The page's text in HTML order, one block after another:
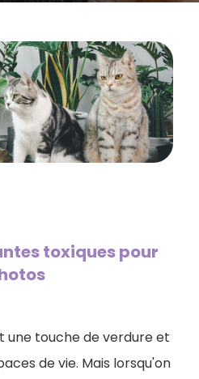
toxiques pour
une touche de verdure et
de vie. Mais lorsqu'on